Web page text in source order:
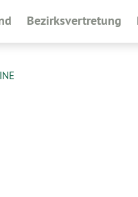
Bezirksvertretung